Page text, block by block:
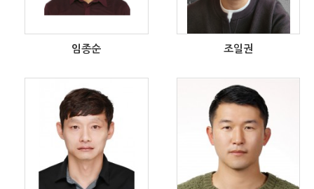
임종순 조일권